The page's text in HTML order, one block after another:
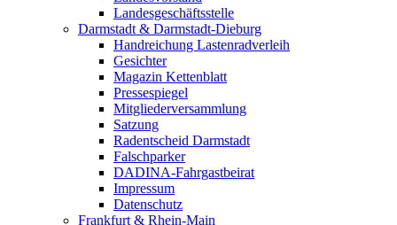
Landesgeschäftsstelle
Darmstadt & Darmstadt-Dieburg
Handreichung Lastenradverleih
Gesichter
Magazin Kettenblatt
Pressespiegel
Mitgliederversammlung
Satzung
Radentscheid Darmstadt
Falschparker
DADINA-Fahrgastbeirat
Impressum
Datenschutz
Frankfurt & Rhein-Main